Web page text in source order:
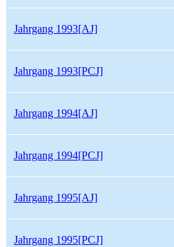
Jahrgang 1993[AJ]
Jahrgang 1993[PCJ]
Jahrgang 1994[AJ]
Jahrgang 1994[PCJ]
Jahrgang 1995[AJ]
Jahrgang 1995[PCJ]